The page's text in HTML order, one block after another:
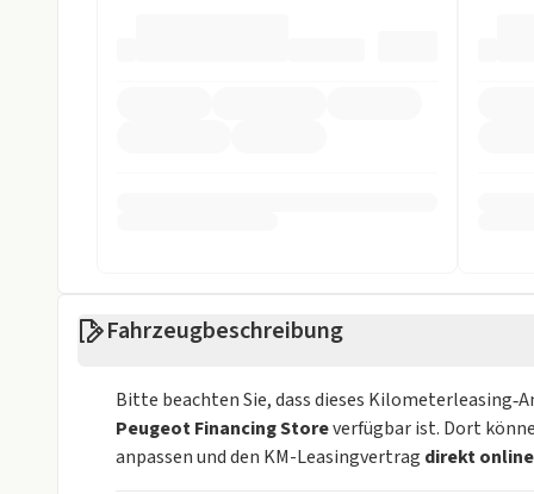
Fahrzeugbeschreibung
Bitte beachten Sie, dass dieses
Peugeot Financing Storeverfügbar ist. Dort
anpassen und den KM-Leasingvertrag direkt